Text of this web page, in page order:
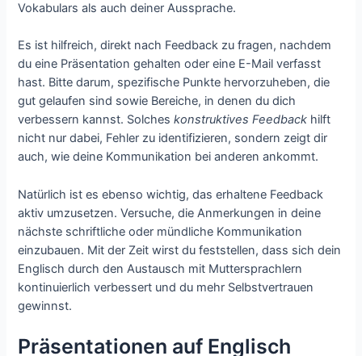
Vokabulars als auch deiner Aussprache.
Es ist hilfreich, direkt nach Feedback zu fragen, nachdem
du eine Präsentation gehalten oder eine E-Mail verfasst
hast. Bitte darum, spezifische Punkte hervorzuheben, die
gut gelaufen sind sowie Bereiche, in denen du dich
verbessern kannst. Solcheskonstruktives Feedback hilft
nicht nur dabei, Fehler zu identifizieren, sondern zeigt dir
auch, wie deine Kommunikation bei anderen ankommt.
Natürlich ist es ebenso wichtig, das erhaltene Feedback
aktiv umzusetzen. Versuche, die Anmerkungen in deine
nächste schriftliche oder mündliche Kommunikation
einzubauen. Mit der Zeit wirst du feststellen, dass sich dein
Englisch durch den Austausch mit Muttersprachlern
kontinuierlich verbessert und du mehr Selbstvertrauen
gewinnst.
Präsentationen auf Englisch